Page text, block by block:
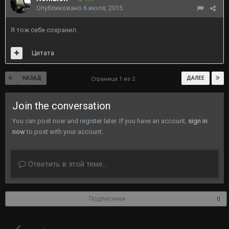
Опубликовано 6 июля, 2015
Я тож себе сохранил.
Цитата
НАЗАД ДАЛЕЕ
Страница 1 из 2
Join the conversation
You can post now and register later. If you have an account, sign in
nowto post with your account.
Ответить в этой теме...
Подписчики 0